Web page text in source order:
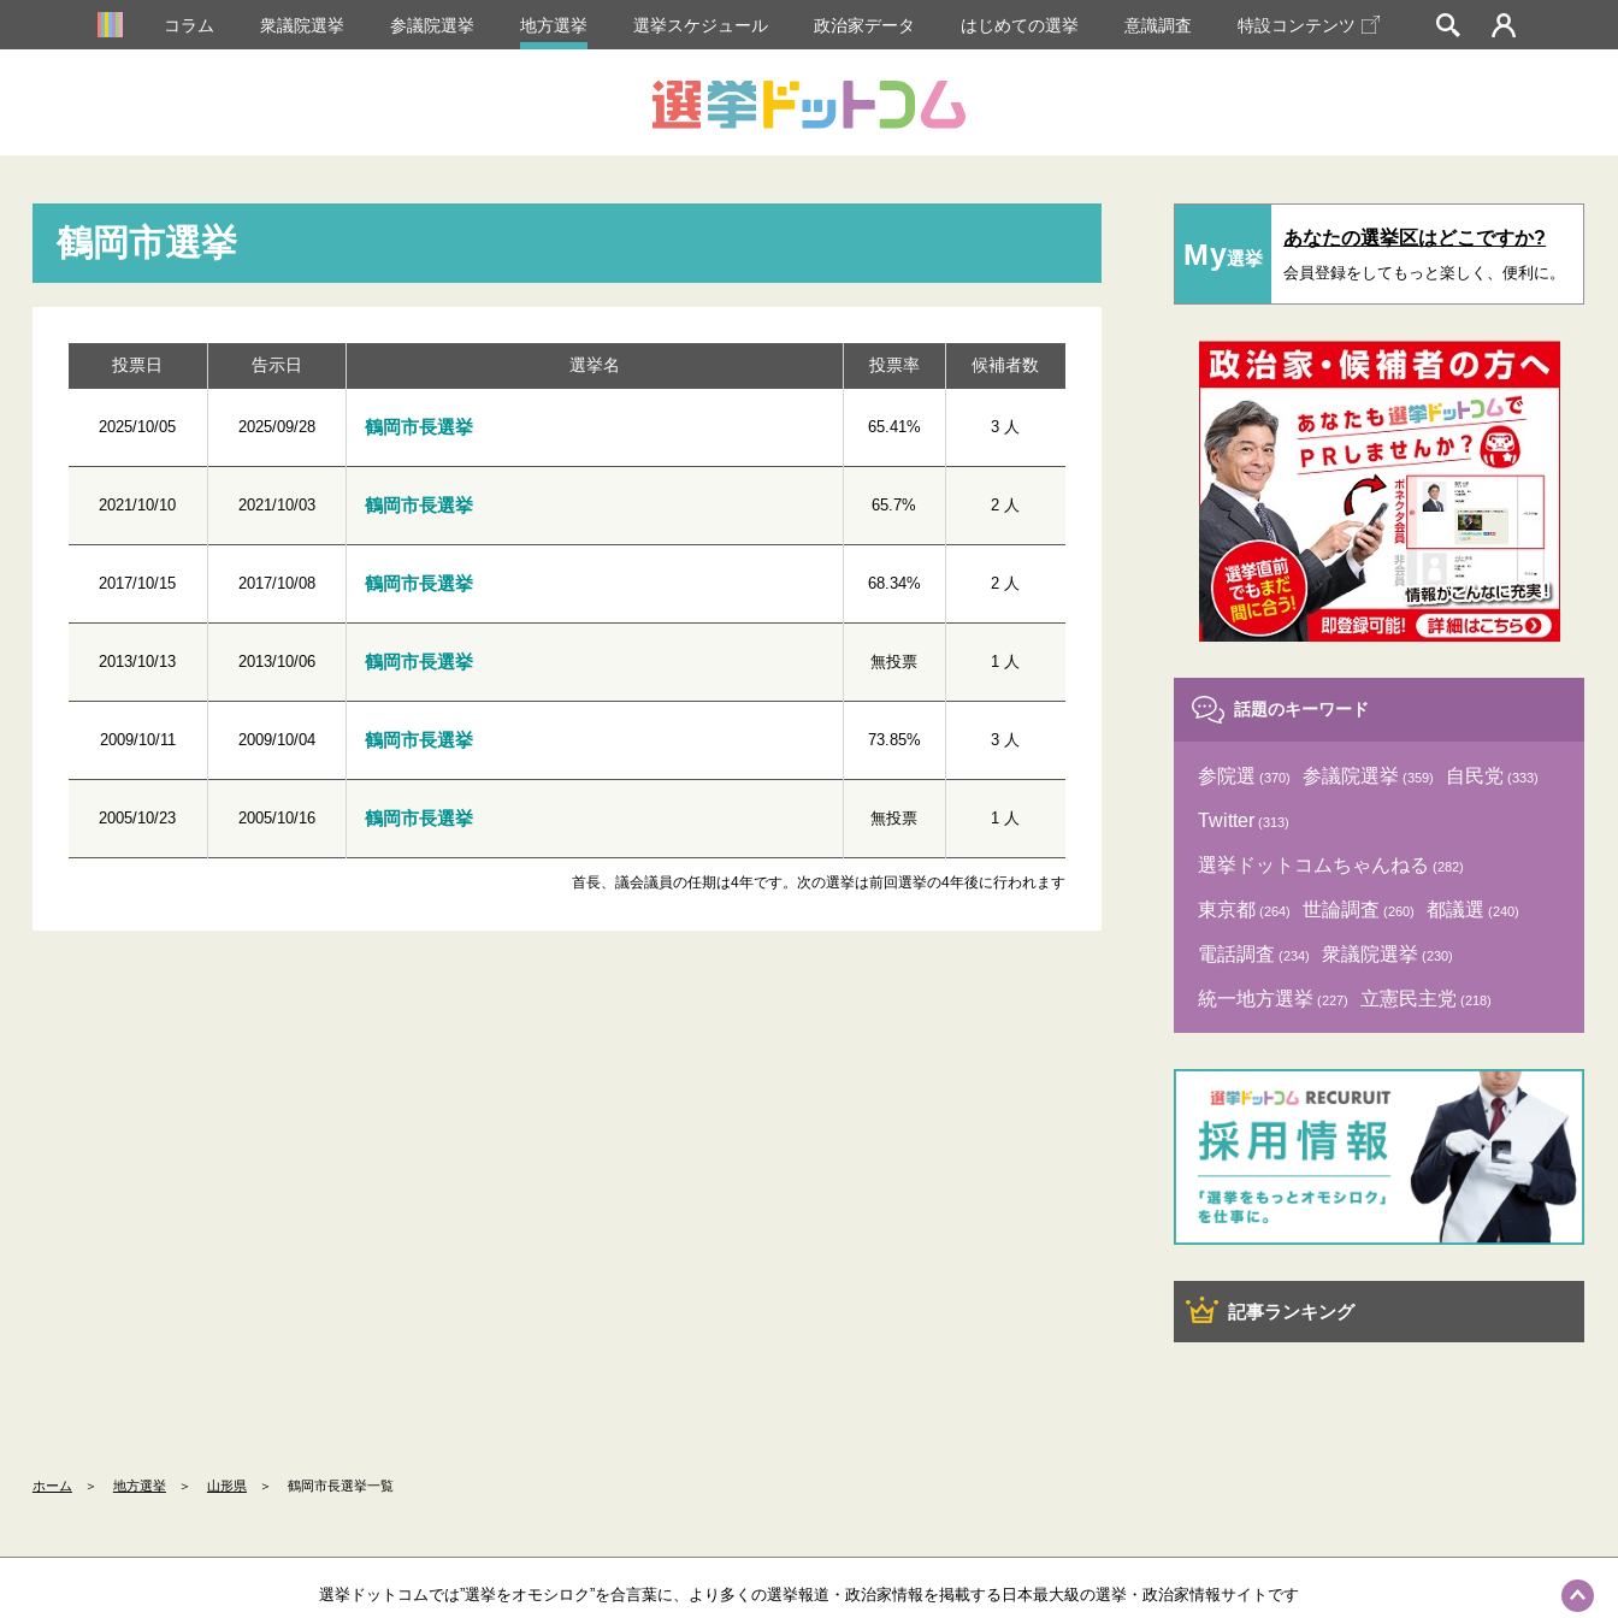
コラム 衆議院選挙 参議院選挙 地方選挙 選挙スケジュール 政治家データ はじめての選挙 意識調査 特設コンテンツ
鶴岡市選挙
投票日 告示日 選挙名 投票率 候補者数
2025/10/05 2025/09/28 鶴岡市長選挙 65.41% 3 人
2021/10/10 2021/10/03 鶴岡市長選挙 65.7% 2 人
2017/10/15 2017/10/08 鶴岡市長選挙 68.34% 2 人
2013/10/13 2013/10/06 鶴岡市長選挙 無投票 1 人
2009/10/11 2009/10/04 鶴岡市長選挙 73.85% 3 人
2005/10/23 2005/10/16 鶴岡市長選挙 無投票 1 人
首長、議会議員の任期は4年です。次の選挙は前回選挙の4年後に行われます
My選挙
あなたの選挙区はどこですか?
会員登録をしてもっと楽しく、便利に。
話題のキーワード
参院選 (370) 参議院選挙 (359) 自民党 (333)
Twitter (313)
選挙ドットコムちゃんねる (282)
東京都 (264) 世論調査 (260) 都議選 (240)
電話調査 (234) 衆議院選挙 (230)
統一地方選挙 (227) 立憲民主党 (218)
記事ランキング
ホーム ＞ 地方選挙 ＞ 山形県 ＞ 鶴岡市長選挙一覧
選挙ドットコムでは”選挙をオモシロク”を合言葉に、より多くの選挙報道・政治家情報を掲載する日本最大級の選挙・政治家情報サイトです